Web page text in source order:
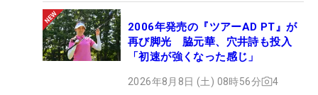
2006年発売の『ツアーAD PT』が
再び脚光 脇元華、穴井詩も投入
「初速が強くなった感じ」
2026年8月8日 (土) 08時56分 4